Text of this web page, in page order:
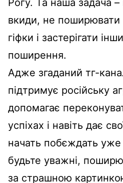
Рогу. Та наша задача –
вкиди, не поширювати
гіфки і застерігати
поширення.
Адже згаданий тг-
підтримує російську
допомагає
успіхах і навіть дає
начать побєждать
будьте уважні,
за страшною